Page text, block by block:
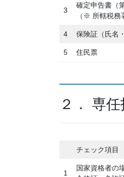
3
確定申告書（
（※ 所轄税務
4 保険証（氏名
5 住民票
２． 専
チェック項目
1
国家資格者の